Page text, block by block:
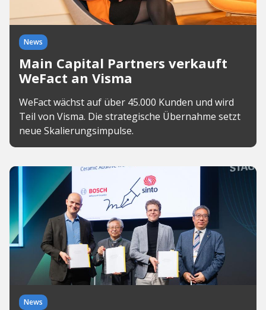
News
Main Capital Partners verkauft
WeFact an Visma
WeFact wächst auf über 45.000 Kunden und wird
Teil von Visma. Die strategische Übernahme setzt
neue Skalierungsimpulse.
News